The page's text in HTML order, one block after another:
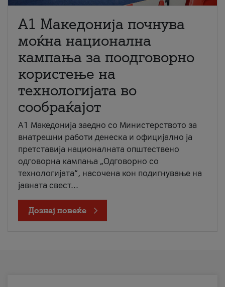
A1 Македонија почнува
моќна национална
кампања за поодговорно
користење на
технологијата во
сообраќајот
A1 Македонија заедно со Министерството за
внатрешни работи денеска и официјално ја
претставија националната општествено
одговорна кампања „Одговорно со
технологијата“, насочена кон подигнување на
јавната свест...
Дознај повеќе